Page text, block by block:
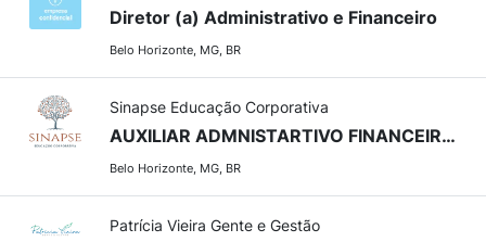
Diretor (a) Administrativo e Financeiro
Belo Horizonte, MG, BR
Sinapse Educação Corporativa
AUXILIAR ADMNISTARTIVO FINANCEIRO - COWORKING
Belo Horizonte, MG, BR
Patrícia Vieira Gente e Gestão